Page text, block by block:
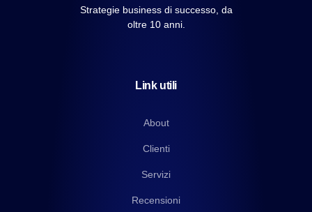
Strategie business di successo, da
oltre 10 anni.
Link utili
About
Clienti
Servizi
Recensioni